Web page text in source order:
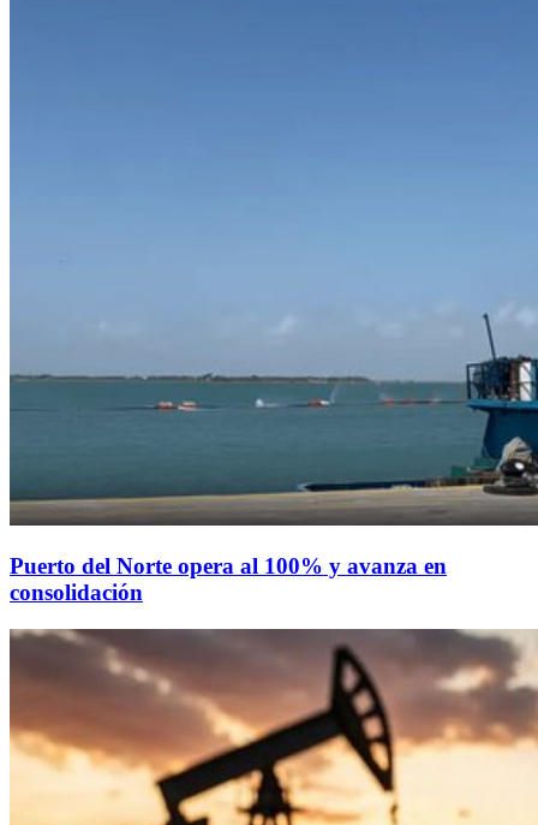
Puerto del Norte opera al 100% y avanza en
consolidación